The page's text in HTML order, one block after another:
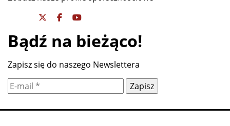
Bądź na bieżąco!
Zapisz się do naszego Newslettera